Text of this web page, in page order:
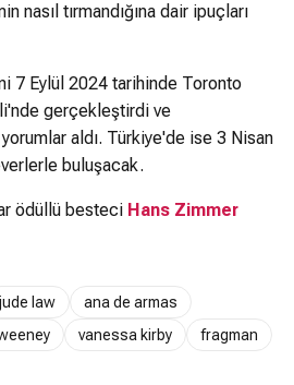
nasıl tırmandığına dair ipuçları
7 Eylül 2024 tarihinde Toronto
gerçekleştirdi ve
aldı. Türkiye'de ise 3 Nisan
buluşacak.​
ödüllü besteci Hans Zimmer
jude law
ana de armas
vanessa kirby
fragman